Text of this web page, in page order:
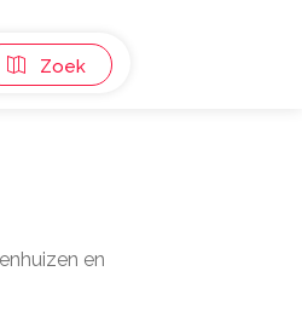
Zoek
en